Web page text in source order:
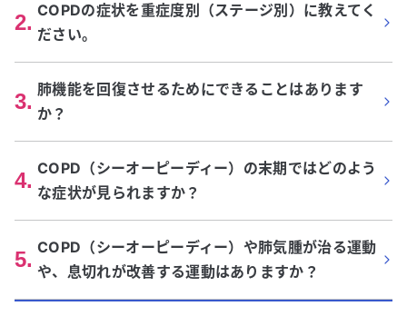
2. COPDの症状を重症度別（ステージ別）に教えてく
ださい。
3. 肺機能を回復させるためにできることはあります
か？
4. COPD（シーオーピーディー）の末期ではどのよう
な症状が見られますか？
5. COPD（シーオーピーディー）や肺気腫が治る運動
や、息切れが改善する運動はありますか？